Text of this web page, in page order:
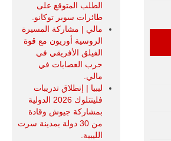
الطلب المتوقع على
طائرات سوبر توكانو.
مالي | مشاركة المسيرة
الروسية أوريون مع قوة
الفيلق الأفريقي في
حرب العصابات في
مالي.
ليبيا | إنطلاق تدريبات
فلينتلوك 2026 الدولية
بمشاركة جيوش وقادة
من 30 دولة بمدينة سرت
الليبية.